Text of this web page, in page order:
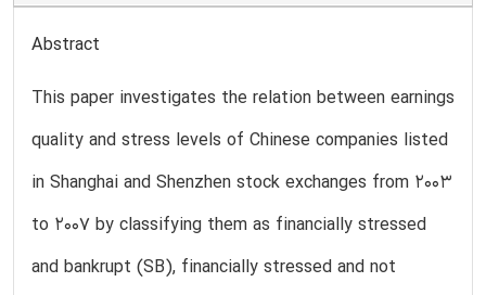
Abstract
This paper investigates the relation between earnings
quality and stress levels of Chinese companies listed
in Shanghai and Shenzhen stock exchanges from 2003
to 2007 by classifying them as financially stressed
and bankrupt (SB), financially stressed and not